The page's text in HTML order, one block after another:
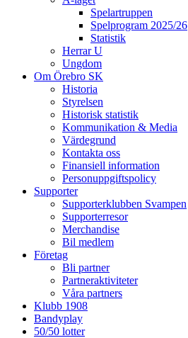
Spelartruppen
Spelprogram 2025/26
Statistik
Herrar U
Ungdom
Om Örebro SK
Historia
Styrelsen
Historisk statistik
Kommunikation & Media
Värdegrund
Kontakta oss
Finansiell information
Personuppgiftspolicy
Supporter
Supporterklubben Svampen
Supporterresor
Merchandise
Bil medlem
Företag
Bli partner
Partneraktiviteter
Våra partners
Klubb 1908
Bandyplay
50/50 lotter